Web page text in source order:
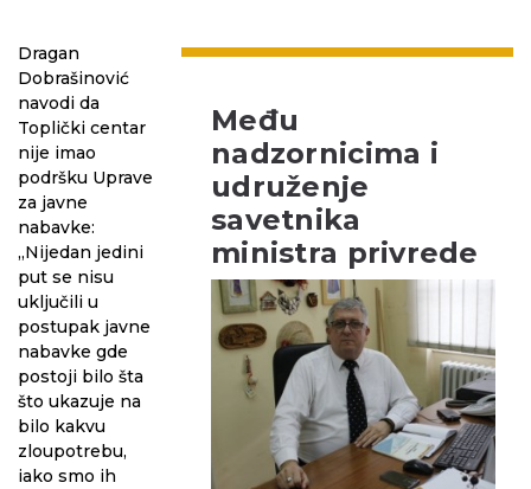
Među
nadzornicima i
udruženje
savetnika
ministra privrede
Dragan
Dobrašinović
navodi da
Toplički centar
nije imao
podršku Uprave
za javne
nabavke:
„Nijedan jedini
put se nisu
uključili u
postupak javne
nabavke gde
postoji bilo šta
što ukazuje na
bilo kakvu
zloupotrebu,
iako smo ih